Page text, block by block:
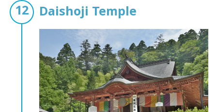
Daishoji Temple